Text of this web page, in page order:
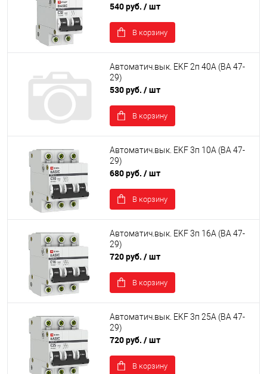
540 руб. / шт
В корзину
Автоматич.вык. EKF 2п 40А (ВА 47-
29)
530 руб. / шт
В корзину
Автоматич.вык. EKF 3п 10А (ВА 47-
29)
680 руб. / шт
В корзину
Автоматич.вык. EKF 3п 16А (ВА 47-
29)
720 руб. / шт
В корзину
Автоматич.вык. EKF 3п 25А (ВА 47-
29)
720 руб. / шт
В корзину